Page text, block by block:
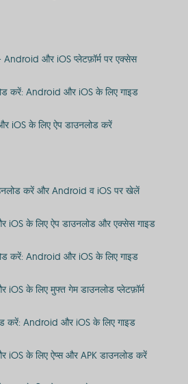
Android और iOS प्लेटफ़ॉर्म पर एक्सेस
करें: Android और iOS के लिए गाइड
iOS के लिए ऐप डाउनलोड करें
करें और Android व iOS पर खेलें
iOS के लिए ऐप डाउनलोड और एक्सेस गाइड
करें: Android और iOS के लिए गाइड
के लिए मुफ्त गेम डाउनलोड प्लेटफ़ॉर्म
करें: Android और iOS के लिए गाइड
के लिए ऐप्स और APK डाउनलोड करें